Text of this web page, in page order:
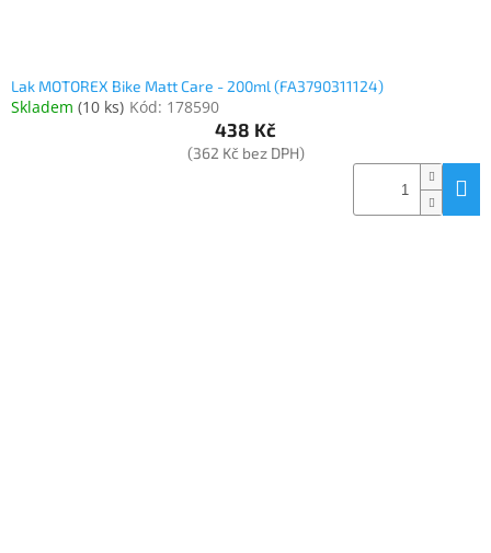
Lak MOTOREX Bike Matt Care - 200ml (FA3790311124)
Skladem (10 ks) Kód: 178590
438 Kč
(362 Kč bez DPH)